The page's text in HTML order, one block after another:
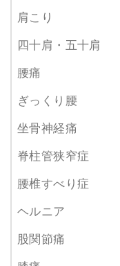
肩こり
四十肩・五十肩
腰痛
ぎっくり腰
坐骨神経痛
脊柱管狭窄症
腰椎すべり症
ヘルニア
股関節痛